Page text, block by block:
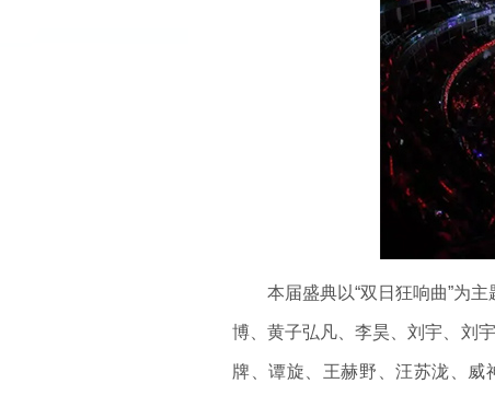
本届盛典以“双日狂响曲”为主
博、黄子弘凡、李昊、刘宇、刘
牌、谭旋、王赫野、汪苏泷、